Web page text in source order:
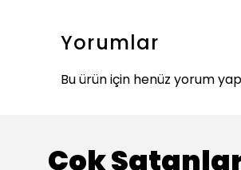
Yorumlar
Bu ürün için henüz yorum
Çok